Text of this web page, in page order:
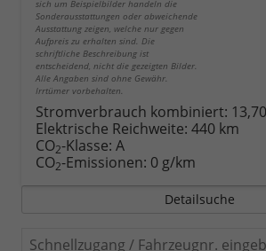
sich um Beispielbilder handeln die
Sonderausstattungen oder abweichende
Ausstattung zeigen, welche nur gegen
Aufpreis zu erhalten sind. Die
schriftliche Beschreibung ist
entscheidend, nicht die gezeigten Bilder.
Alle Angaben sind ohne Gewähr.
Irrtümer vorbehalten.
Stromverbrauch kombiniert:
Elektrische Reichweite: 440 km
CO2-Klasse: A
CO2-Emissionen: 0 g/km
Detailsuche
Schnellzugang